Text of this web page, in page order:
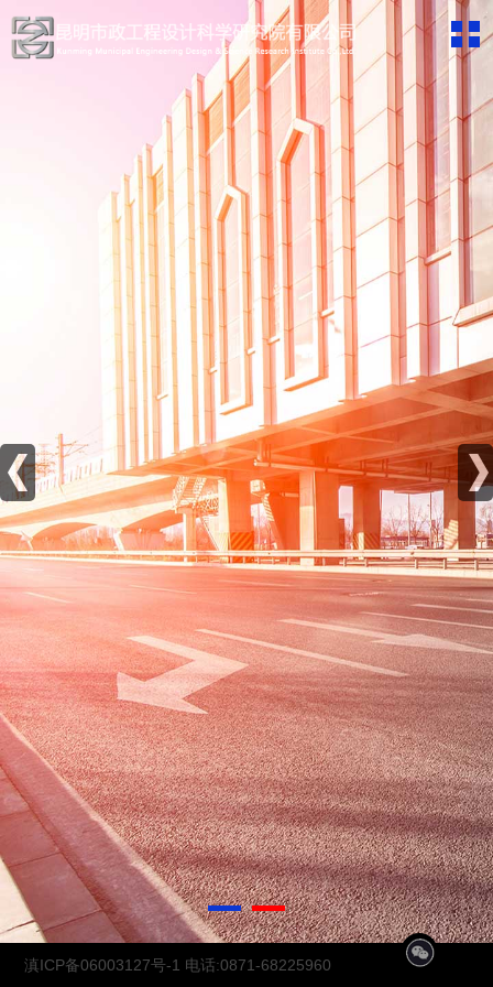
1 2
滇ICP备06003127号-1 电话:0871-68225960